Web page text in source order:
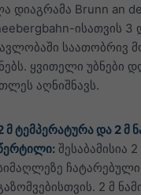
დიაგრამა Brunn an
ისათვის 3
საათობრივ
ყვითელი უბნები
აღნიშნავს.
მ ტემპერატურა და 2 მ
შესაბამისია
ჩატარებული
2 მ